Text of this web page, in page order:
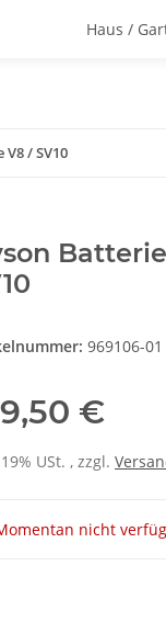
Haus /
/ SV10
969106-01
€
USt. , zzgl.
nicht